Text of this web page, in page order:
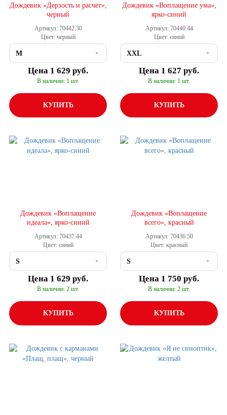
Дождевик «Дерзость и расчет»,
черный
Артикул: 70442.30
Цвет: черный
Цена 1 629 руб.
В наличии: 1 шт.
КУПИТЬ
Дождевик «Воплащение ума»,
ярко-синий
Артикул: 70440.44
Цвет: синий
Цена 1 627 руб.
В наличии: 1 шт.
КУПИТЬ
Дождевик «Воплащение
идеала», ярко-синий
Артикул: 70437.44
Цвет: синий
Цена 1 629 руб.
В наличии: 2 шт.
КУПИТЬ
Дождевик «Воплащение
всего», красный
Артикул: 70436.50
Цвет: красный
Цена 1 750 руб.
В наличии: 2 шт.
КУПИТЬ